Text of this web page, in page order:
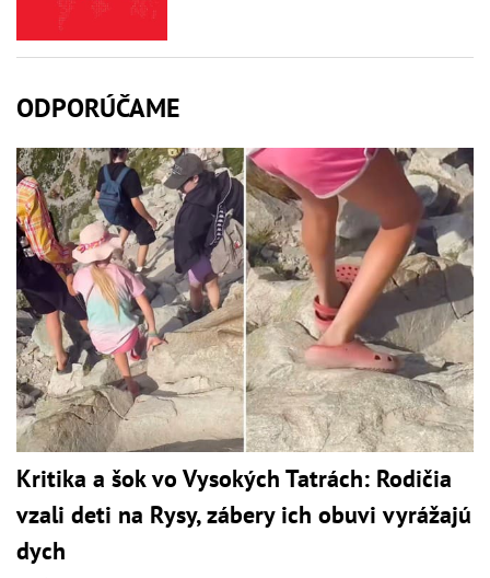
ODPORÚČAME
Kritika a šok vo Vysokých Tatrách: Rodičia
vzali deti na Rysy, zábery ich obuvi vyrážajú
dych